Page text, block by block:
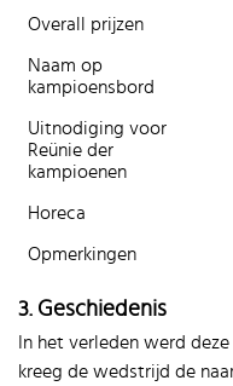
Overall prijzen
Naam op
kampioensbord
Uitnodiging voor
Reünie der
kampioenen
Horeca
Opmerkingen
3. Geschiedenis
In het verleden werd
kreeg de wedstrijd de